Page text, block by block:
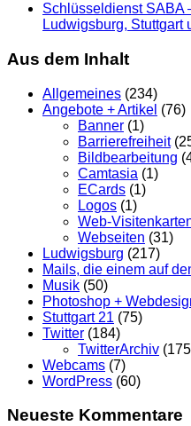
Schlüsseldienst SABA
Ludwigsburg, Stuttgart
Aus dem Inhalt
Allgemeines (234)
Angebote + Artikel (76)
Banner (1)
Barrierefreiheit
Bildbearbeitung
Camtasia (1)
ECards (1)
Logos (1)
Web-
Webseiten (31)
Ludwigsburg (217)
Mails, die einem auf
Musik (50)
Photoshop +
Stuttgart 21 (75)
Twitter (184)
TwitterArchiv
Webcams (7)
WordPress (60)
Neueste Kommentare